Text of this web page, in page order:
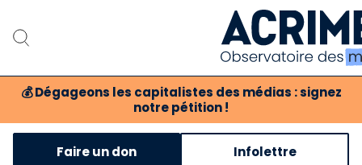
💰 Dégageons les capitalistes des médias : signez
notre pétition !
Notre critique des
Faire un don Infolettre